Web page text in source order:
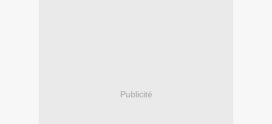
Publicité